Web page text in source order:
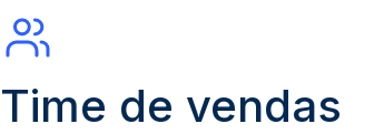
Time de vendas